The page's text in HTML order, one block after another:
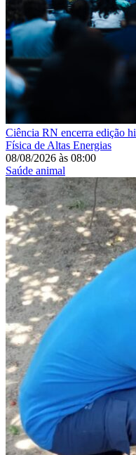
Ciência RN encerra edição
Física de Altas Energias
08/08/2026 às 08:00
Saúde animal